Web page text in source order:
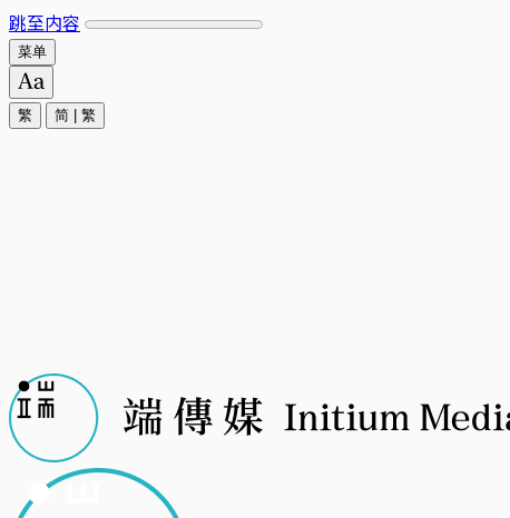
跳至内容
菜单
繁 简 繁